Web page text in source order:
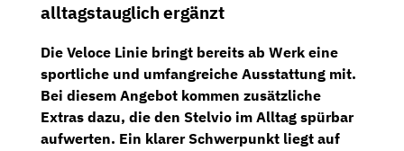
alltagstauglich ergänzt
Die Veloce Linie bringt bereits ab Werk eine
sportliche und umfangreiche Ausstattung mit.
Bei diesem Angebot kommen zusätzliche
Extras dazu, die den Stelvio im Alltag spürbar
aufwerten. Ein klarer Schwerpunkt liegt auf